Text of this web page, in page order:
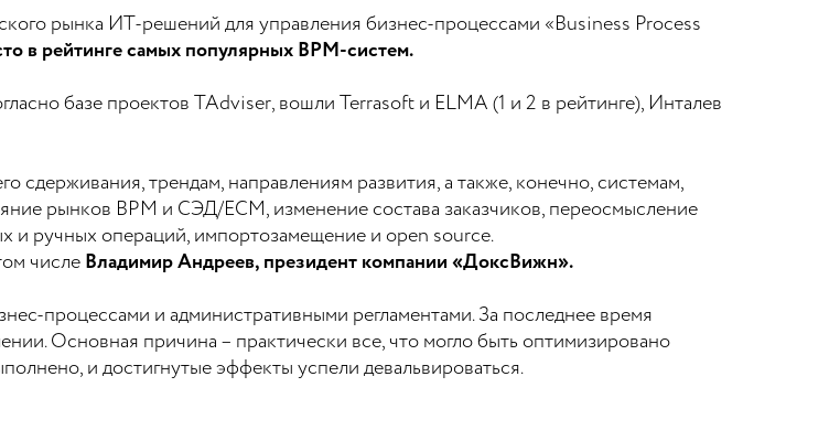
рынка ИТ-решений для управления бизнес-процессами «Business Process
в рейтинге самых популярных BPM-систем.
базе проектов TAdviser, вошли Terrasoft и ELMA (1 и 2 в рейтинге), Инталев
трендам, направлениям развития, а также, конечно, системам,
рынков BPM и СЭД/ECM, изменение состава заказчиков, переосмысление
и ручных операций, импортозамещение и open source.
числе Владимир Андреев, президент компании «ДоксВижн».
процессами и административными регламентами. За последнее время
Основная причина – практически все, что могло быть оптимизировано
и достигнутые эффекты успели девальвироваться.